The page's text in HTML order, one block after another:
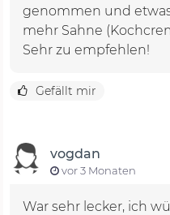
genommen und
mehr Sahne
Sehr zu empfehlen!
Gefällt mir
vogdan
vor 3 Monaten
War sehr lecker, ich